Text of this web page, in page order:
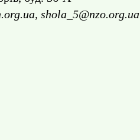
shola_5@nzo.org.ua